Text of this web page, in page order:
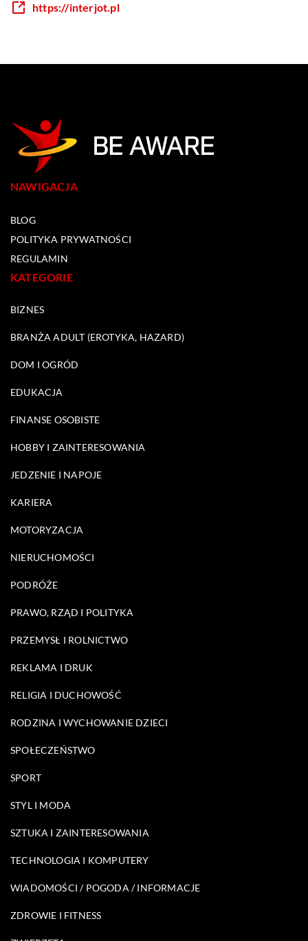
https://interjot.pl
NAWIGACJA
BLOG
POLITYKA PRYWATNOŚCI
REGULAMIN
KATEGORIE
BIZNES
BRANŻA ADULT (EROTYKA, HAZARD)
DOM I OGRÓD
EDUKACJA
FINANSE OSOBISTE
HOBBY I ZAINTERESOWANIA
JEDZENIE I NAPOJE
KARIERA
MOTORYZACJA
NIERUCHOMOŚCI
PODRÓŻE
PRAWO, RZĄD I POLITYKA
PRZEMYSŁ I ROLNICTWO
REKLAMA I DRUK
RELIGIA I DUCHOWOŚĆ
RODZINA I WYCHOWANIE DZIECI
SPOŁECZEŃSTWO
SPORT
STYL I MODA
SZTUKA I ZAINTERESOWANIA
TECHNOLOGIA I KOMPUTERY
WIADOMOŚCI / POGODA / INFORMACJE
ZDROWIE I FITNESS